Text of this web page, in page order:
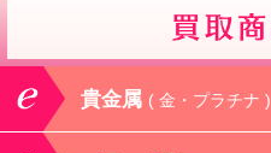
貴金属 ( 金・プラチナ )